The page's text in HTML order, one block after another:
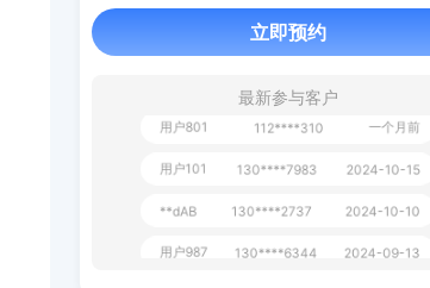
立即预约
最新参与客户
130****9630